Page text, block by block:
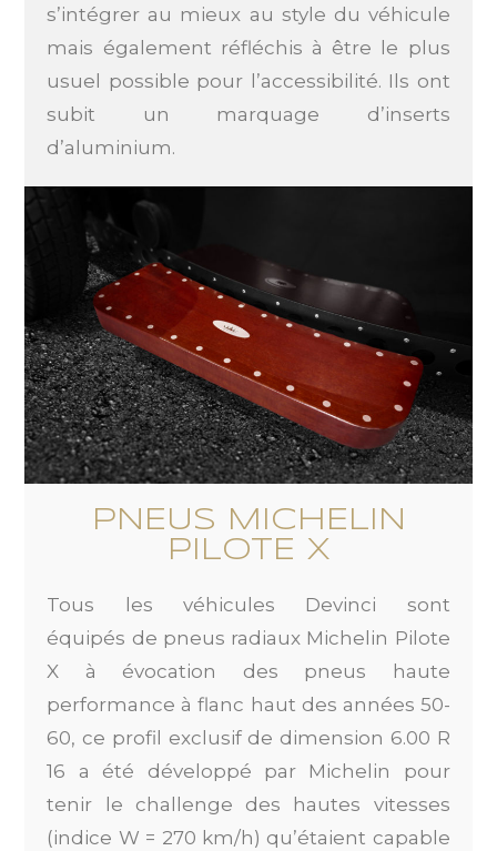
s’intégrer au mieux au style du véhicule
mais également réfléchis à être le plus
usuel possible pour l’accessibilité. Ils ont
subit un marquage d’inserts
d’aluminium.
PNEUS MICHELIN
PILOTE X
Tous les véhicules Devinci sont
équipés de pneus radiaux Michelin Pilote
X à évocation des pneus haute
performance à flanc haut des années 50-
60, ce profil exclusif de dimension 6.00 R
16 a été développé par Michelin pour
tenir le challenge des hautes vitesses
(indice W = 270 km/h) qu’étaient capable